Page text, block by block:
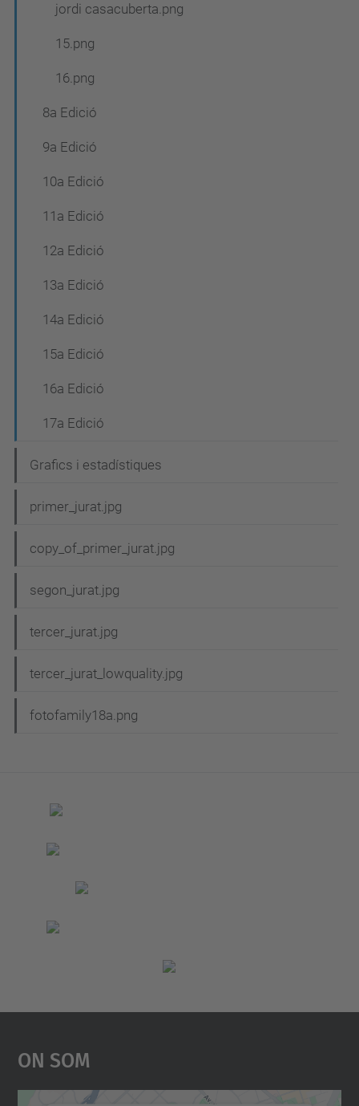
jordi casacuberta.png
15.png
16.png
8a Edició
9a Edició
10a Edició
11a Edició
12a Edició
13a Edició
14a Edició
15a Edició
16a Edició
17a Edició
Grafics i estadístiques
primer_jurat.jpg
copy_of_primer_jurat.jpg
segon_jurat.jpg
tercer_jurat.jpg
tercer_jurat_lowquality.jpg
fotofamily18a.png
On Som